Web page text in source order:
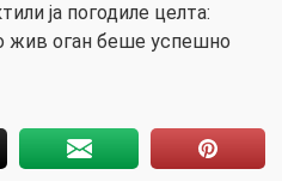
ја погодиле целта:
жив оган беше успешно